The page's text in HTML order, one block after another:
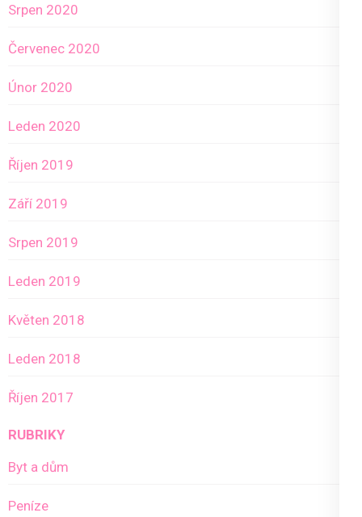
Srpen 2020
Červenec 2020
Únor 2020
Leden 2020
Říjen 2019
Září 2019
Srpen 2019
Leden 2019
Květen 2018
Leden 2018
Říjen 2017
RUBRIKY
Byt a dům
Peníze